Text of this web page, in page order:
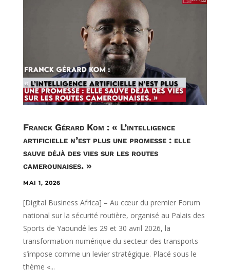
Franck Gérard Kom : « L’intelligence
artificielle n’est plus une promesse : elle
sauve déjà des vies sur les routes
camerounaises. »
MAI 1, 2026
[Digital Business Africa] – Au cœur du premier Forum
national sur la sécurité routière, organisé au Palais des
Sports de Yaoundé les 29 et 30 avril 2026, la
transformation numérique du secteur des transports
s’impose comme un levier stratégique. Placé sous le
thème «...